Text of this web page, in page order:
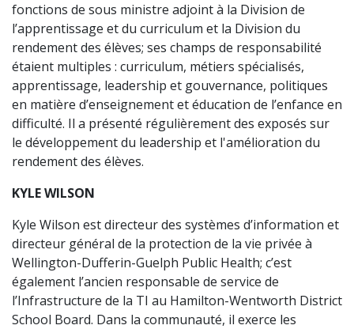
fonctions de sous ministre adjoint à la Division de
l’apprentissage et du curriculum et la Division du
rendement des élèves; ses champs de responsabilité
étaient multiples : curriculum, métiers spécialisés,
apprentissage, leadership et gouvernance, politiques
en matière d’enseignement et éducation de l’enfance en
difficulté. Il a présenté régulièrement des exposés sur
le développement du leadership et l'amélioration du
rendement des élèves.
KYLE WILSON
Kyle Wilson est directeur des systèmes d’information et
directeur général de la protection de la vie privée à
Wellington-Dufferin-Guelph Public Health; c’est
également l’ancien responsable de service de
l’Infrastructure de la TI au Hamilton-Wentworth District
School Board. Dans la communauté, il exerce les